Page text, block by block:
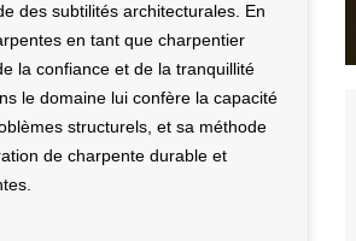
des subtilités architecturales. En
en tant que charpentier
la confiance et de la tranquillité
le domaine lui confère la capacité
structurels, et sa méthode
de charpente durable et